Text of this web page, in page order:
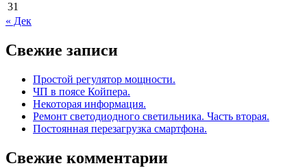
31
« Дек
Свежие записи
Простой регулятор мощности.
ЧП в поясе Койпера.
Некоторая информация.
Ремонт светодиодного светильника. Часть вторая.
Постоянная перезагрузка смартфона.
Свежие комментарии